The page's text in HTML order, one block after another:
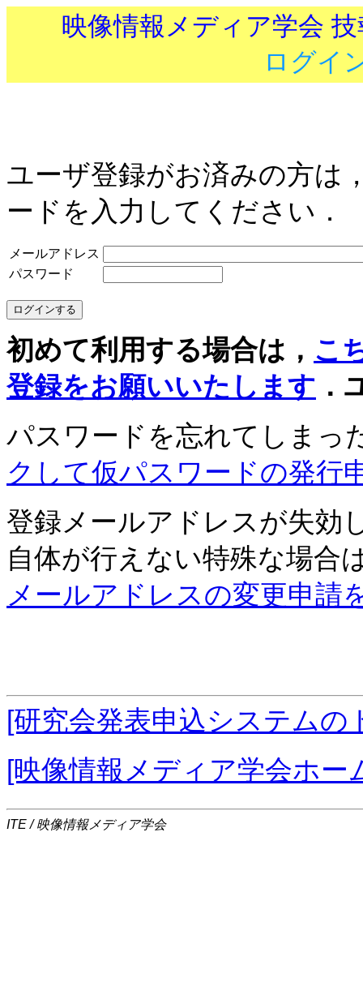
映像情報メディア学会
ログイ
ユーザ登録がお済みの方は
ードを入力してください．
メールアドレス
パスワード
初めて利用する場合は， こ
登録をお願いいたします ．
パスワードを忘れてしまっ
クして仮パスワードの発行
登録メールアドレスが失効
自体が行えない特殊な場合
メールアドレスの変更申請
[研究会発表申込システム
[映像情報メディア学会ホー
ITE / 映像情報メディア学会